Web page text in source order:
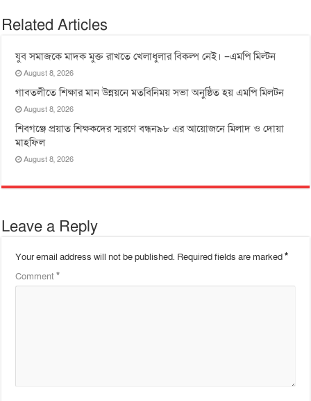
Related Articles
যুব সমাজকে মাদক মুক্ত রাখতে খেলাধুলার বিকল্প নেই। –এমপি মিল্টন
August 8, 2026
‎গাবতলীতে শিক্ষার মান উন্নয়নে ‎মতবিনিময় সভা অনুষ্ঠিত হয় ‎এমপি মিলটন
August 8, 2026
শিবগঞ্জে প্রয়াত শিক্ষকদের স্মরণে বন্ধন৯৮ এর আয়োজনে মিলাদ ও দোয়া
মাহফিল
August 8, 2026
Leave a Reply
Your email address will not be published. Required fields are marked*
Comment*